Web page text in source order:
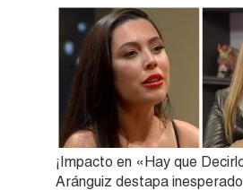
¡Impacto en «Hay que
Aránguiz destapa